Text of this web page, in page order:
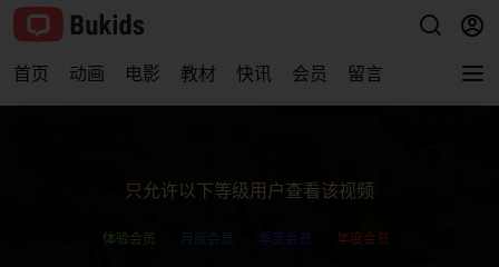
首页 动画 电影 教材 快讯 会员 留言
只允许以下等级用户查看该视频
体验会员 月度会员 季度会员 年度会员